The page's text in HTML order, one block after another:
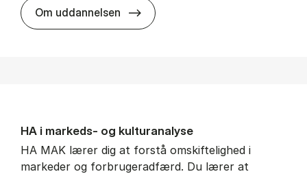
Om uddannelsen BSc in Busi­ness Ad­min­is­tra­tion
HA i mar­keds- og kul­tu­r­a­na­ly­se
HA MAK lærer dig at forstå omskiftelighed i
markeder og forbrugeradfærd. Du lærer at